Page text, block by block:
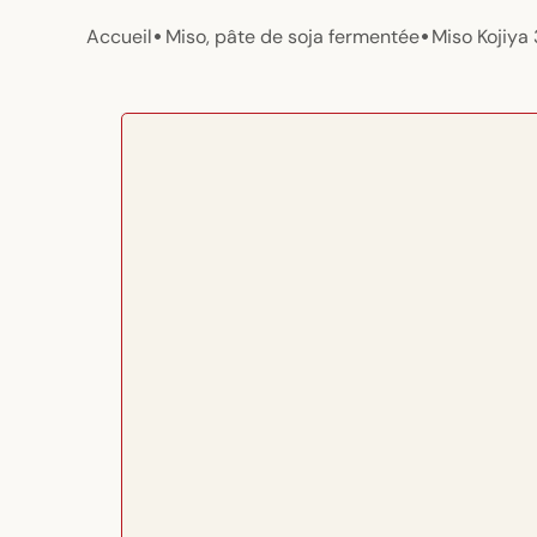
Accueil•Miso, pâte de soja fermentée•Miso
Passer aux